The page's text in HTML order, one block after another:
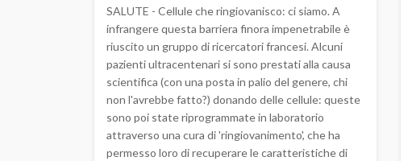
SALUTE - Cellule che ringiovanisco: ci siamo. A
infrangere questa barriera finora impenetrabile è
riuscito un gruppo di ricercatori francesi. Alcuni
pazienti ultracentenari si sono prestati alla causa
scientifica (con una posta in palio del genere, chi
non l'avrebbe fatto?) donando delle cellule: queste
sono poi state riprogrammate in laboratorio
attraverso una cura di 'ringiovanimento', che ha
permesso loro di recuperare le caratteristiche di